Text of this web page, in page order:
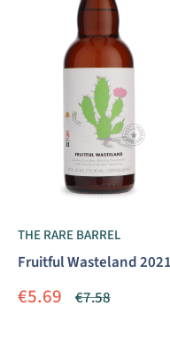
THE RARE BARREL
Fruitful Wasteland 2021
Aanbiedingsprijs
€5.69 Normale
€7.58